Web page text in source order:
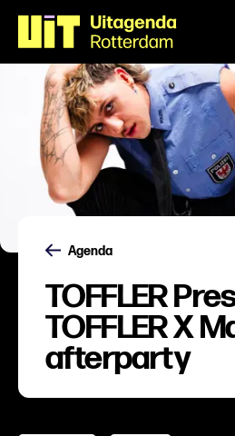
Agenda
TOFFLER
TOFFLER X
afterparty